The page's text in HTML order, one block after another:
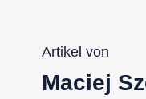
Artikel von
Maciej